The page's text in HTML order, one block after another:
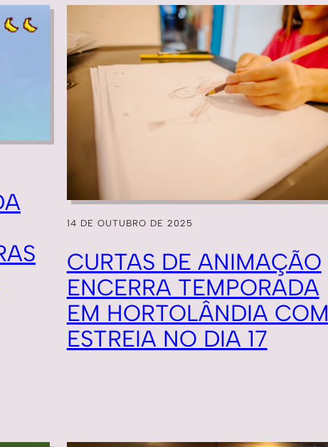
14 DE OUTUBRO DE 2025
CURTAS DE ANIMAÇÃO
ENCERRA TEMPORADA
EM HORTOLÂNDIA COM
ESTREIA NO DIA 17